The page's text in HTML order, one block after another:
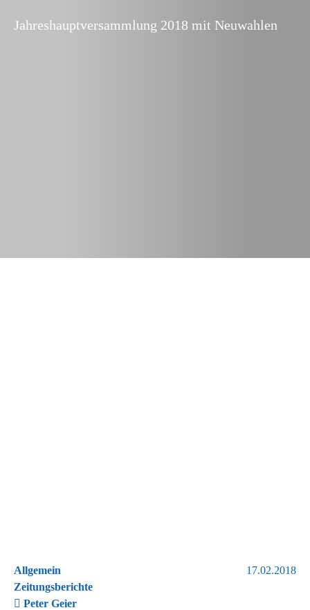
Jahreshauptversammlung 2018 mit Neuwahlen
Allgemein
Zeitungsberichte
Peter Geier
17.02.2018